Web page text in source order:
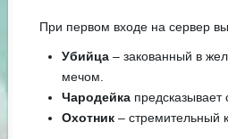
При первом входе на сервер
Убийца – закованный в
мечом.
Чародейка предсказывает
Охотник – стремительный